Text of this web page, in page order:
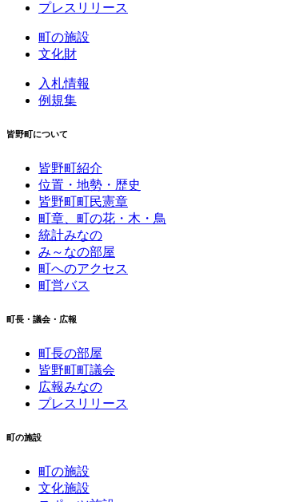
プレスリリース
町の施設
文化財
入札情報
例規集
皆野町について
皆野町紹介
位置・地勢・歴史
皆野町町民憲章
町章、町の花・木・鳥
統計みなの
み～なの部屋
町へのアクセス
町営バス
町長・議会・広報
町長の部屋
皆野町町議会
広報みなの
プレスリリース
町の施設
町の施設
文化施設